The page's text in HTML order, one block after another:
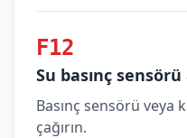
F12
Su basınç sensörü
Basınç sensörü veya
çağırın.